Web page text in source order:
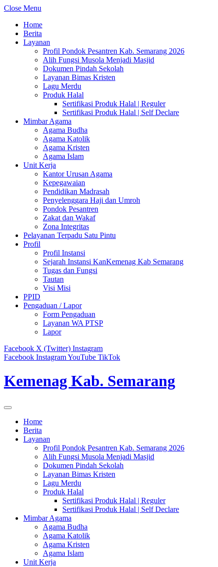
Close Menu
Home
Berita
Layanan
Profil Pondok Pesantren Kab. Semarang 2026
Alih Fungsi Musola Menjadi Masjid
Dokumen Pindah Sekolah
Layanan Bimas Kristen
Lagu Merdu
Produk Halal
Sertifikasi Produk Halal | Reguler
Sertifikasi Produk Halal | Self Declare
Mimbar Agama
Agama Budha
Agama Katolik
Agama Kristen
Agama Islam
Unit Kerja
Kantor Urusan Agama
Kepegawaian
Pendidikan Madrasah
Penyelenggara Haji dan Umroh
Pondok Pesantren
Zakat dan Wakaf
Zona Integritas
Pelayanan Terpadu Satu Pintu
Profil
Profil Instansi
Sejarah Instansi KanKemenag Kab Semarang
Tugas dan Fungsi
Tautan
Visi Misi
PPID
Pengaduan / Lapor
Form Pengaduan
Layanan WA PTSP
Lapor
Facebook X (Twitter) Instagram
Facebook InstagramYouTube TikTok
Kemenag Kab. Semarang
Home
Berita
Layanan
Profil Pondok Pesantren Kab. Semarang 2026
Alih Fungsi Musola Menjadi Masjid
Dokumen Pindah Sekolah
Layanan Bimas Kristen
Lagu Merdu
Produk Halal
Sertifikasi Produk Halal | Reguler
Sertifikasi Produk Halal | Self Declare
Mimbar Agama
Agama Budha
Agama Katolik
Agama Kristen
Agama Islam
Unit Kerja